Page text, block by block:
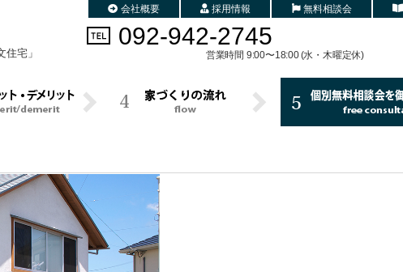
住宅」
会社概要 採用情報 無料相談会
092-942-2745
営業時間 9:00〜18:00 (水・木曜定休)